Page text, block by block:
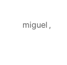
miguel ,